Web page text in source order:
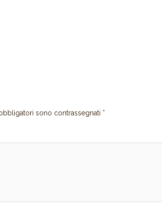
obbligatori sono contrassegnati *